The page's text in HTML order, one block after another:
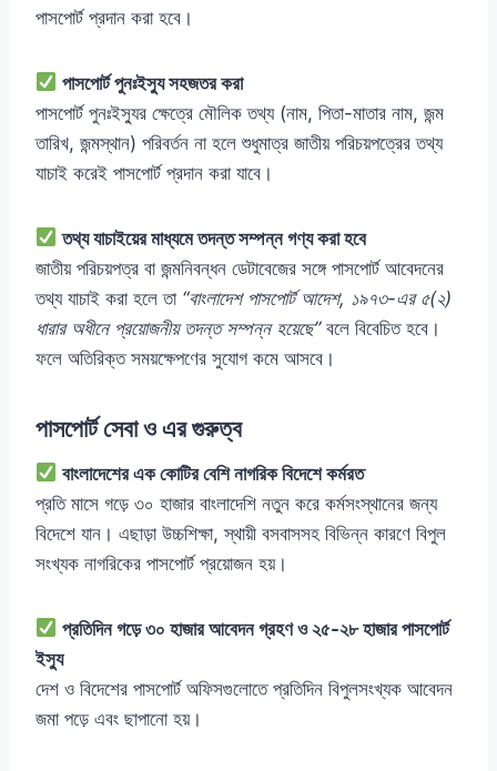
পাসপোর্ট প্রদান করা হবে।
পাসপোর্ট পুনঃইস্যু সহজতর করা
পাসপোর্ট পুনঃইস্যুর ক্ষেত্রে মৌলিক তথ্য (নাম, পিতা-মাতার নাম, জন্ম
তারিখ, জন্মস্থান) পরিবর্তন না হলে শুধুমাত্র জাতীয় পরিচয়পত্রের তথ্য
যাচাই করেই পাসপোর্ট প্রদান করা যাবে।
তথ্য যাচাইয়ের মাধ্যমে তদন্ত সম্পন্ন গণ্য করা হবে
জাতীয় পরিচয়পত্র বা জন্মনিবন্ধন ডেটাবেজের সঙ্গে পাসপোর্ট আবেদনের
তথ্য যাচাই করা হলে তা “বাংলাদেশ পাসপোর্ট আদেশ, ১৯৭৩-এর ৫(২)
ধারার অধীনে প্রয়োজনীয় তদন্ত সম্পন্ন হয়েছে”বলে বিবেচিত হবে।
ফলে অতিরিক্ত সময়ক্ষেপণের সুযোগ কমে আসবে।
পাসপোর্ট সেবা ও এর গুরুত্ব
বাংলাদেশের এক কোটির বেশি নাগরিক বিদেশে কর্মরত
প্রতি মাসে গড়ে ৩০ হাজার বাংলাদেশি নতুন করে কর্মসংস্থানের জন্য
বিদেশে যান। এছাড়া উচ্চশিক্ষা, স্থায়ী বসবাসসহ বিভিন্ন কারণে বিপুল
সংখ্যক নাগরিকের পাসপোর্ট প্রয়োজন হয়।
প্রতিদিন গড়ে ৩০ হাজার আবেদন গ্রহণ ও ২৫-২৮ হাজার পাসপোর্ট
ইস্যু
দেশ ও বিদেশের পাসপোর্ট অফিসগুলোতে প্রতিদিন বিপুলসংখ্যক আবেদন
জমা পড়ে এবং ছাপানো হয়।